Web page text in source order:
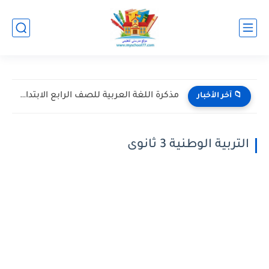
📁 آخر الأخبار مذكرة اللغة العربية للصف الرابع الابتدائي الترم الاول 2027 PDF...
التربية الوطنية 3 ثانوى